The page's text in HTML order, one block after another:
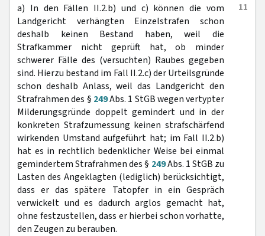
11
a) In den Fällen II.2.b) und c) können die vom
Landgericht verhängten Einzelstrafen schon
deshalb keinen Bestand haben, weil die
Strafkammer nicht geprüft hat, ob minder
schwerer Fälle des (versuchten) Raubes gegeben
sind. Hierzu bestand im Fall II.2.c) der Urteilsgründe
schon deshalb Anlass, weil das Landgericht den
Strafrahmen des § 249Abs. 1 StGB wegen vertypter
Milderungsgründe doppelt gemindert und in der
konkreten Strafzumessung keinen strafschärfend
wirkenden Umstand aufgeführt hat; im Fall II.2.b)
hat es in rechtlich bedenklicher Weise bei einmal
gemindertem Strafrahmen des § 249Abs. 1 StGB zu
Lasten des Angeklagten (lediglich) berücksichtigt,
dass er das spätere Tatopfer in ein Gespräch
verwickelt und es dadurch arglos gemacht hat,
ohne festzustellen, dass er hierbei schon vorhatte,
den Zeugen zu berauben.